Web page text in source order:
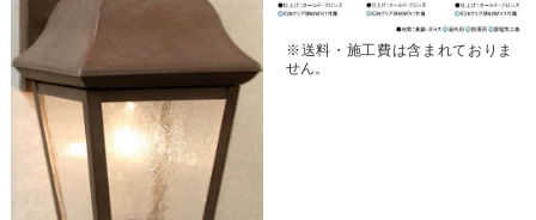
※送料・施工費は含まれておりま
せん。